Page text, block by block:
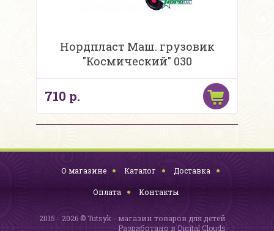
Нордпласт Маш. грузовик
"Космический" 030
710 р.
О магазине Каталог Доставка
Оплата Контакты
2015 - 2026 © Tutsyk - магазин товаров для детей
Разработано в Digital Clouds